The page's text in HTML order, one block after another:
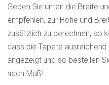
Geben Sie unten die Breite
empfehlen, zur Höhe und
zusätzlich zu berechnen, so
dass die Tapete
angezeigt und so bestellen
nach Maß!